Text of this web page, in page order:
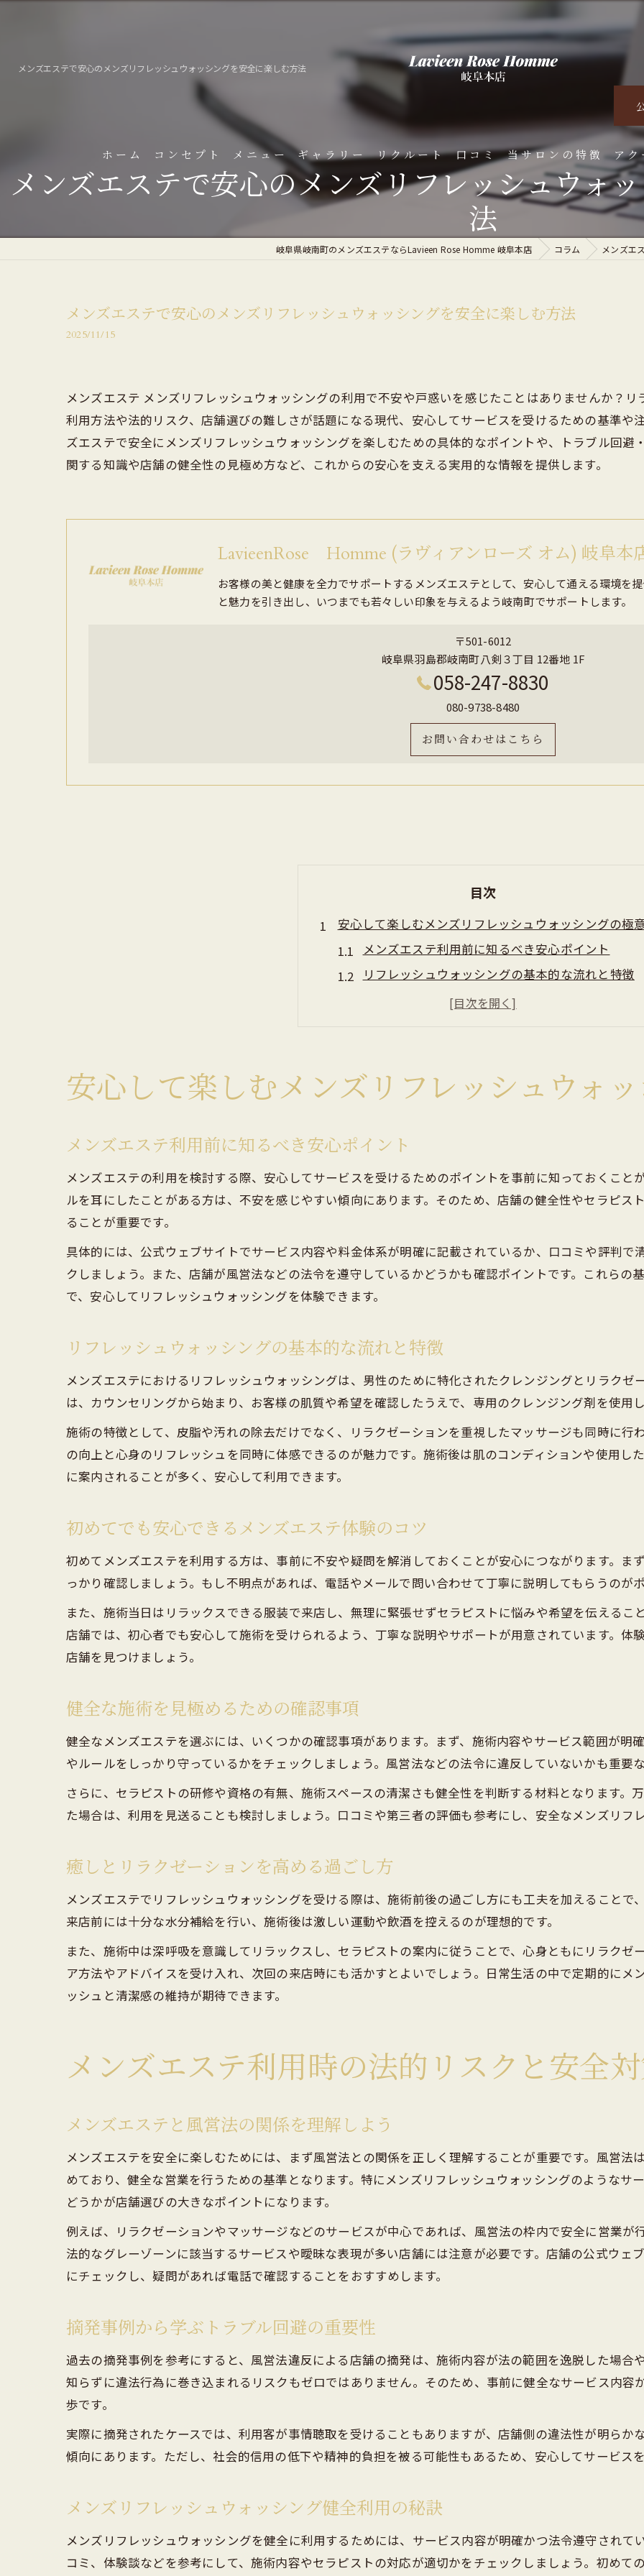
メンズエステで安心のメンズリフレッシュウォッシングを安全に楽しむ方法
ホーム コンセプト メニュー ギャラリー
よくある質問
リクルート 口コミ 当サロンの特徴
脱毛
オイルマッサージ
ハーブピーリング
アク
メンズエステで安心のメンズリフレッシュウォ
法
岐阜県岐南町のメンズエステならLavieen Rose Homme 岐阜本店 コラム メンズエ
メンズエステで安心のメンズリフレッシュウォッシングを安全に楽しむ方法
2025/11/15
メンズエステ メンズリフレッシュウォッシングの利用で不安や戸惑いを感じたことはありませんか？
利用方法や法的リスク、店舗選びの難しさが話題になる現代、安心してサービスを受けるための基準や
ズエステで安全にメンズリフレッシュウォッシングを楽しむための具体的なポイントや、トラブル回
関する知識や店舗の健全性の見極め方など、これからの安心を支える実用的な情報を提供します。
LavieenRose Homme (ラヴィアンローズ オム) 岐阜本
お客様の美と健康を全力でサポートするメンズエステとして、安心して通える環境を
と魅力を引き出し、いつまでも若々しい印象を与えるよう岐南町でサポートします。
〒501-6012
岐阜県羽島郡岐南町八剣３丁目 12番地 1F
058-247-8830
080-9738-8480
お問い合わせはこちら
目次
安心して楽しむメンズリフレッシュウォッシングの極
メンズエステ利用前に知るべき安心ポイント
リフレッシュウォッシングの基本的な流れと特徴
初めてでも安心できるメンズエステ体験のコツ
メンズエステ利用時の法的リスクと安全対策
メンズエステと風営法の関係を理解しよう
メンズリフレッシュウォッシング健全利用の秘訣
法的リスクを避けるための利用者の心得
罰金や摘発時の対応策を事前に知る意義
清潔感と安全性が高いメンズエステの魅力
セラピストの技術と接客力が支持される理由
利用者が満足するリフレッシュ体験の特徴
安心して通える店舗の共通点とは何か
トラブル回避なら押さえたいメンズエステの注意点
メンズエステ利用時に注意すべき規約やルール
違法行為を避けるためのポイントを徹底解説
誓約書や契約書の重要性と役割を知ろう
健全な利用を支えるメンズエステの選び方は
安全なメンズエステ店舗を見極める方法
口コミや評判から健全性を確認するコツ
リフレッシュウォッシング施術内容の比較
利用目的に合った店舗選びのポイント解説
施術中に心地良さを高める関わり方とは
信頼関係が癒し効果を高める理由を解説
安心して楽しむメンズリフレッシュウォ
メンズエステ利用前に知るべき安心ポイント
メンズエステの利用を検討する際、安心してサービスを受けるためのポイントを事前に知っておくこと
ルを耳にしたことがある方は、不安を感じやすい傾向にあります。そのため、店舗の健全性やセラピス
ることが重要です。
具体的には、公式ウェブサイトでサービス内容や料金体系が明確に記載されているか、口コミや評判
クしましょう。また、店舗が風営法などの法令を遵守しているかどうかも確認ポイントです。これらの
で、安心してリフレッシュウォッシングを体験できます。
リフレッシュウォッシングの基本的な流れと特徴
メンズエステにおけるリフレッシュウォッシングは、男性のために特化されたクレンジングとリラクゼ
は、カウンセリングから始まり、お客様の肌質や希望を確認したうえで、専用のクレンジング剤を使用
施術の特徴として、皮脂や汚れの除去だけでなく、リラクゼーションを重視したマッサージも同時に行
の向上と心身のリフレッシュを同時に体感できるのが魅力です。施術後は肌のコンディションや使用し
に案内されることが多く、安心して利用できます。
初めてでも安心できるメンズエステ体験のコツ
初めてメンズエステを利用する方は、事前に不安や疑問を解消しておくことが安心につながります。ま
っかり確認しましょう。もし不明点があれば、電話やメールで問い合わせて丁寧に説明してもらうのが
また、施術当日はリラックスできる服装で来店し、無理に緊張せずセラピストに悩みや希望を伝えるこ
店舗では、初心者でも安心して施術を受けられるよう、丁寧な説明やサポートが用意されています。体
店舗を見つけましょう。
健全な施術を見極めるための確認事項
健全なメンズエステを選ぶには、いくつかの確認事項があります。まず、施術内容やサービス範囲が明
やルールをしっかり守っているかをチェックしましょう。風営法などの法令に違反していないかも重要
さらに、セラピストの研修や資格の有無、施術スペースの清潔さも健全性を判断する材料となります。
た場合は、利用を見送ることも検討しましょう。口コミや第三者の評価も参考にし、安全なメンズリフ
癒しとリラクゼーションを高める過ごし方
メンズエステでリフレッシュウォッシングを受ける際は、施術前後の過ごし方にも工夫を加えることで
来店前には十分な水分補給を行い、施術後は激しい運動や飲酒を控えるのが理想的です。
また、施術中は深呼吸を意識してリラックスし、セラピストの案内に従うことで、心身ともにリラクゼ
ア方法やアドバイスを受け入れ、次回の来店時にも活かすとよいでしょう。日常生活の中で定期的にメ
ッシュと清潔感の維持が期待できます。
メンズエステ利用時の法的リスクと安全
メンズエステと風営法の関係を理解しよう
メンズエステを安全に楽しむためには、まず風営法との関係を正しく理解することが重要です。風営法
めており、健全な営業を行うための基準となります。特にメンズリフレッシュウォッシングのようなサ
どうかが店舗選びの大きなポイントになります。
例えば、リラクゼーションやマッサージなどのサービスが中心であれば、風営法の枠内で安全に営業が
法的なグレーゾーンに該当するサービスや曖昧な表現が多い店舗には注意が必要です。店舗の公式ウェ
にチェックし、疑問があれば電話で確認することをおすすめします。
摘発事例から学ぶトラブル回避の重要性
過去の摘発事例を参考にすると、風営法違反による店舗の摘発は、施術内容が法の範囲を逸脱した場合
知らずに違法行為に巻き込まれるリスクもゼロではありません。そのため、事前に健全なサービス内
歩です。
実際に摘発されたケースでは、利用客が事情聴取を受けることもありますが、店舗側の違法性が明らか
傾向にあります。ただし、社会的信用の低下や精神的負担を被る可能性もあるため、安心してサービス
メンズリフレッシュウォッシング健全利用の秘訣
メンズリフレッシュウォッシングを健全に利用するためには、サービス内容が明確かつ法令遵守されて
コミ、体験談などを参考にして、施術内容やセラピストの対応が適切かをチェックしましょう。初めて